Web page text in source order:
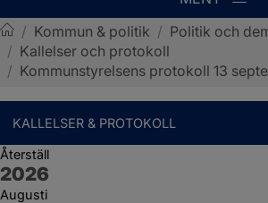
Sotenäs kommun
/ Kommun & politik / Politik och
/ Kallelser och protokoll
/ Kommunstyrelsens protokoll 13
KALLELSER & PROTOKOLL
Återställ
År:
2026
Augusti